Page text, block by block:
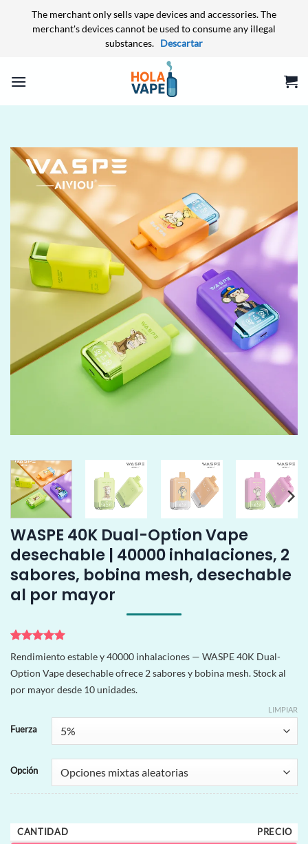
The merchant only sells vape devices and accessories. The
merchant's devices cannot be used to consume any illegal
substances. Descartar
WASPE 40K Dual-Option Vape
desechable | 40000 inhalaciones, 2
sabores, bobina mesh, desechable
al por mayor
Valorado
con5de 5
en base a
5
valoraciones
de clientes
Rendimiento estable y 40000 inhalaciones — WASPE 40K Dual-
Option Vape desechable ofrece 2 sabores y bobina mesh. Stock al
por mayor desde 10 unidades.
Fuerza
Opción
LIMPIAR
CANTIDAD PRECIO